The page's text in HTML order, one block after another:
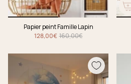
Papier peint Famille Lapin
128,00€ 160,00€